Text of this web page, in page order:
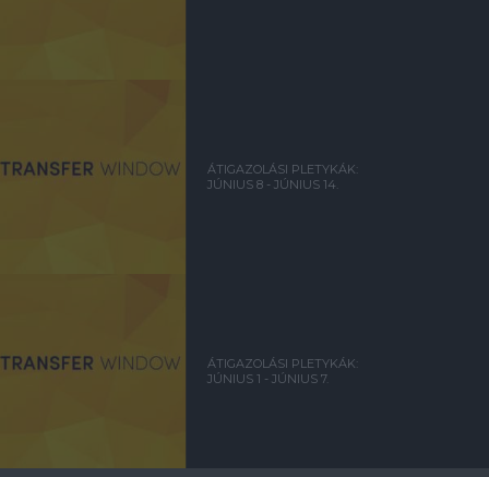
ÁTIGAZOLÁSI PLETYKÁK:
JÚNIUS 8 - JÚNIUS 14.
ÁTIGAZOLÁSI PLETYKÁK:
JÚNIUS 1 - JÚNIUS 7.